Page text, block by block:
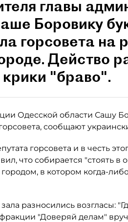
главы
Боровику
горсовета на
Действо
"браво".
Одесской области Сашу
сообщают
горсовета и в честь
что собирается "стоять
в котором когда-
разносились возгласы:
"Доверяй делам"